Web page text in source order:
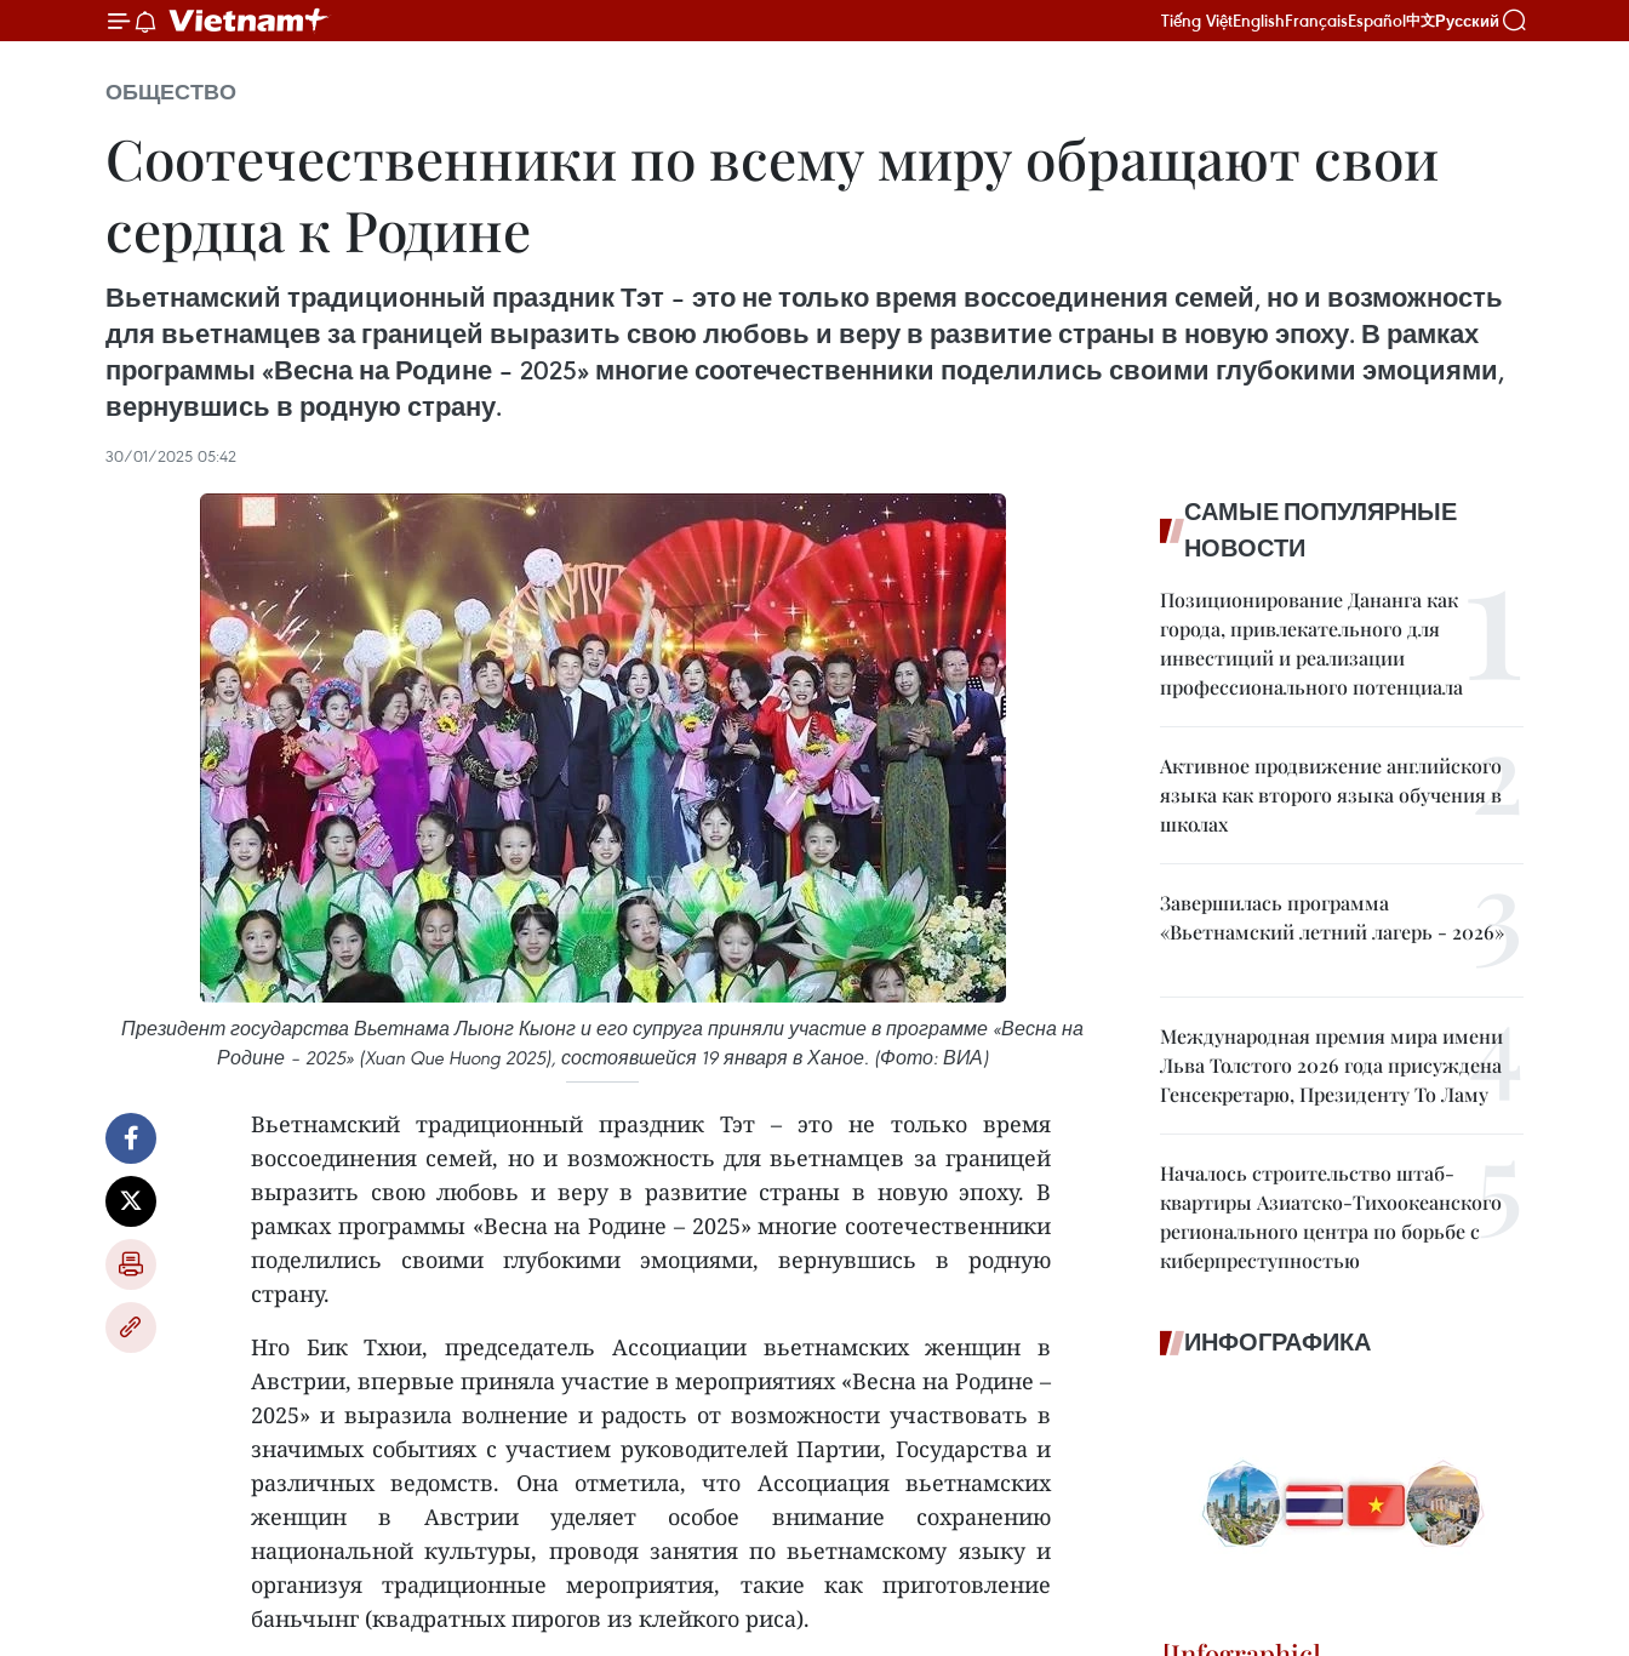
Tiếng ViệtEnglishFrançaisEspañol中文Русский
ОБЩЕСТВО
Соотечественники по всему миру обращают свои
сердца к Родине
Вьетнамский традиционный праздник Тэт – это не только время воссоединения семей, но и возможность
для вьетнамцев за границей выразить свою любовь и веру в развитие страны в новую эпоху. В рамках
программы «Весна на Родине – 2025» многие соотечественники поделились своими глубокими эмоциями,
вернувшись в родную страну.
30/01/2025 05:42
Президент государства Вьетнама Лыонг Кыонг и его супруга приняли участие в программе «Весна на
Родине – 2025» (Xuan Que Huong 2025), состоявшейся 19 января в Ханое. (Фото: ВИА)
Вьетнамский традиционный праздник Тэт – это не только время
воссоединения семей, но и возможность для вьетнамцев за границей
выразить свою любовь и веру в развитие страны в новую эпоху. В
рамках программы «Весна на Родине – 2025» многие соотечественники
поделились своими глубокими эмоциями, вернувшись в родную
страну.
Нго Бик Тхюи, председатель Ассоциации вьетнамских женщин в
Австрии, впервые приняла участие в мероприятиях «Весна на Родине –
2025» и выразила волнение и радость от возможности участвовать в
значимых событиях с участием руководителей Партии, Государства и
различных ведомств. Она отметила, что Ассоциация вьетнамских
женщин в Австрии уделяет особое внимание сохранению
национальной культуры, проводя занятия по вьетнамскому языку и
организуя традиционные мероприятия, такие как приготовление
баньчынг (квадратных пирогов из клейкого риса).
САМЫЕ ПОПУЛЯРНЫЕ
НОВОСТИ
Позиционирование Дананга как
города, привлекательного для
инвестиций и реализации
профессионального потенциала
Активное продвижение английского
языка как второго языка обучения в
школах
Завершилась программа
«Вьетнамский летний лагерь - 2026»
Международная премия мира имени
Льва Толстого 2026 года присуждена
Генсекретарю, Президенту То Ламу
Началось строительство штаб-
квартиры Азиатско-Тихоокеанского
регионального центра по борьбе с
киберпреступностью
ИНФОГРАФИКА